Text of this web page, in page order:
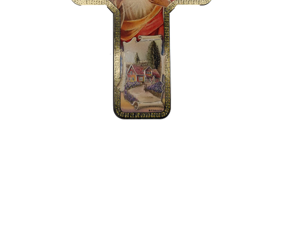
MÉDAILLES JÉSUS
MÉDAILLE SAINTS
MÉDAILLES ENFANTS
EX-VOTOS ET COEURS SACRÉS
BOUGIES ET CIERGES
CUSTODES ET PYXIDES